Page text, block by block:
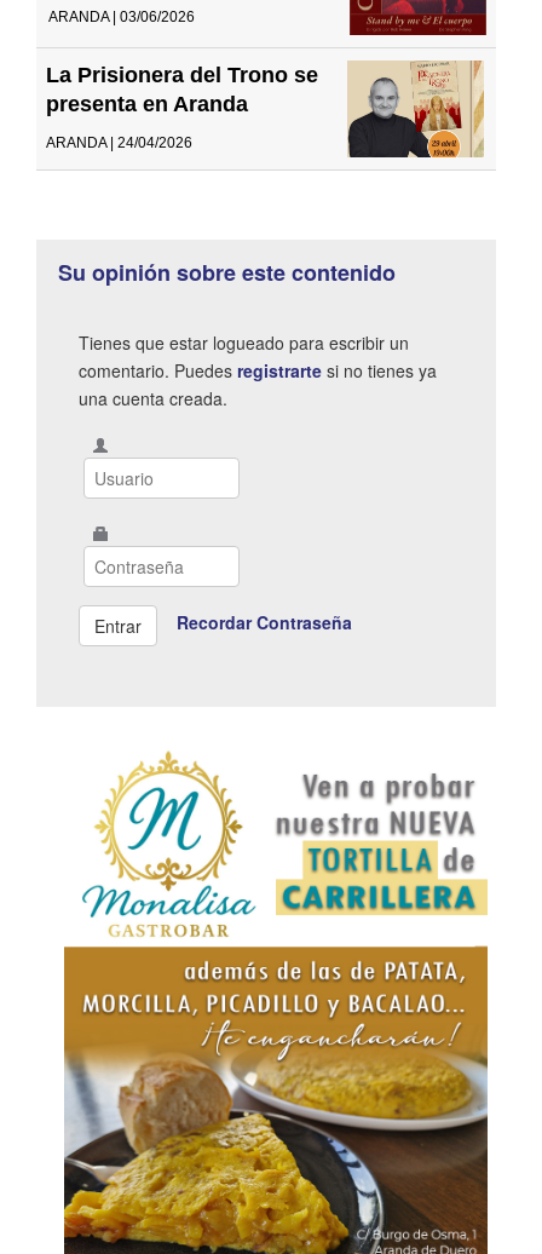
ARANDA | 03/06/2026
La Prisionera del Trono se
presenta en Aranda
ARANDA | 24/04/2026
Su opinión sobre este contenido
Tienes que estar logueado para escribir un
comentario. Puedes registrarte si no tienes ya
una cuenta creada.
Recordar Contraseña